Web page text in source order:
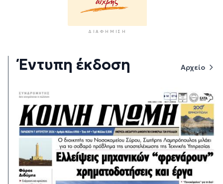
ΔΙΑΦΉΜΙΣΗ
Έντυπη έκδοση Αρχείο